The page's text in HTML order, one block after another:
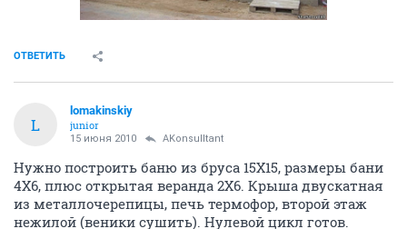
ОТВЕТИТЬ
L
lomakinskiy
junior
15 июня 2010 AKonsulltant
Нужно построить баню из бруса 15Х15, размеры бани
4Х6, плюс открытая веранда 2Х6. Крыша двускатная
из металлочерепицы, печь термофор, второй этаж
нежилой (веники сушить). Нулевой цикл готов.